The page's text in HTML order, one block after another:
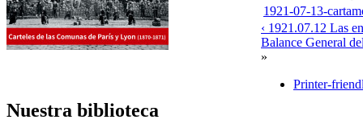
Nuestra biblioteca
1921-07-13-
‹ 1921.07.12 Las
Balance General
»
Printer-